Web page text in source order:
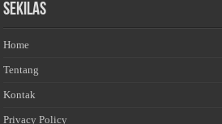
Sekilas
Home
Tentang
Kontak
Privacy Policy